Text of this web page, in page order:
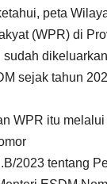
peta
(WPR) di
sejak tahun
WPR itu
2023 tentang